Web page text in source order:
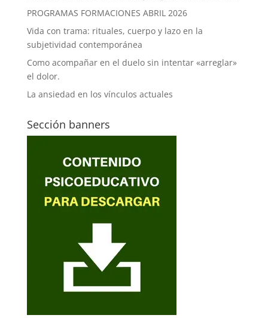
PROGRAMAS FORMACIONES ABRIL 2026
Vida con trama: rituales, cuerpo y lazo en la
subjetividad contemporánea
Como acompañar en el duelo sin intentar «arreglar»
el dolor.
La ansiedad en los vínculos actuales
Sección banners